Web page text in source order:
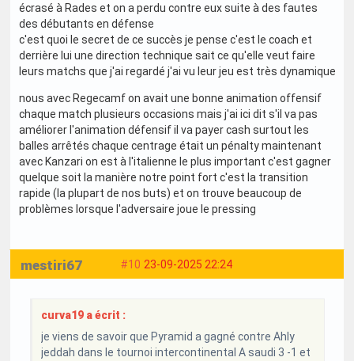
écrasé à Rades et on a perdu contre eux suite à des fautes
des débutants en défense
c'est quoi le secret de ce succès je pense c'est le coach et
derrière lui une direction technique sait ce qu'elle veut faire
leurs matchs que j'ai regardé j'ai vu leur jeu est très dynamique
nous avec Regecamf on avait une bonne animation offensif
chaque match plusieurs occasions mais j'ai ici dit s'il va pas
améliorer l'animation défensif il va payer cash surtout les
balles arrêtés chaque centrage était un pénalty maintenant
avec Kanzari on est à l'italienne le plus important c'est gagner
quelque soit la manière notre point fort c'est la transition
rapide (la plupart de nos buts) et on trouve beaucoup de
problèmes lorsque l'adversaire joue le pressing
#10 23-09-2025 22:24
mestiri67
curva19 a écrit :
je viens de savoir que Pyramid a gagné contre Ahly
jeddah dans le tournoi intercontinental A saudi 3 -1 et